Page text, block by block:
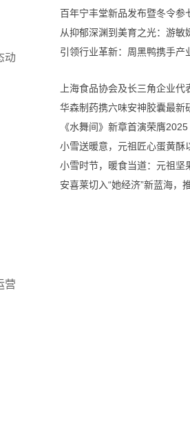
动
营
百年宁丰堂新品发布暨冬令参
从抑郁深渊到美育之光：游敏
引领行业革新：周黑鸭携手产
上海食品协会及长三角企业代
华森制药携六味安神胶囊最新
《水舞间》新章首演荣膺
小雪送暖意，元祖匠心蛋黄酥
小雪时节，暖食当道：元祖坚
安喜莱切入“她经济”新蓝海，